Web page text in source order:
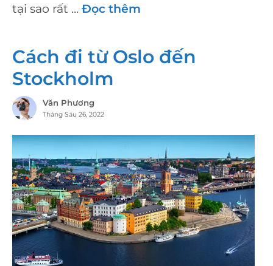
tại sao rất … Đọc thêm
Cách đi từ Oslo đến
Stockholm
Văn Phương
Tháng Sáu 26, 2022